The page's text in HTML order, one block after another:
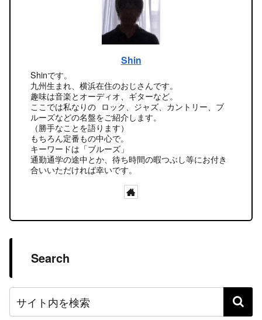
Shin
Shinです。
九州生まれ、横浜在住のおじさんです。
趣味は音楽とオーディオ、ギターなど。
ここでは私なりの ロック、ジャズ、カントリー、ブ
ルーズなどの名盤をご紹介します。
（勝手なことを語ります）
もちろん定番もの中心で。
キーワードは「ブルーズ」
通勤通学の途中とか、待ち時間の暇つぶし等にお付き
合いいただければ幸いです。
Search